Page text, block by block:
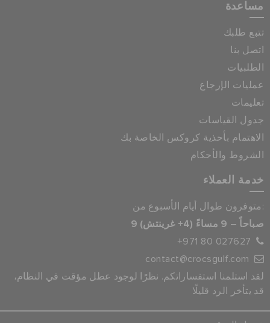
مساعدة
تتبع طلبك
اتصل بنا
الطلبيات
عمليات الإرجاع
تعليمات
جدول القياسات
الاهتمام بأحذية كروكس الخاصة بك
الشروط والأحكام
خدمة العملاء
متوفرون طوال أيام الأسبوع من:
9 صباحاً – 9 مساءً (4+ غرينتش)
+971 80 027627
contact@crocsgulf.com
لقد استلمنا استفساراتكم. نظرًا لوجود عطل مؤقت في النظام،
قد يتأخر الرد قليلًا